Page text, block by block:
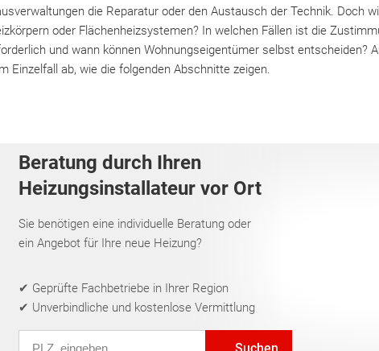
die Reparatur oder den Austausch der Technik. Doch
oder Flächenheizsystemen? In welchen Fällen ist die
und wann können Wohnungseigentümer selbst entscheiden?
Einzelfall ab, wie die folgenden Abschnitte zeigen.
Beratung durch Ihren
Heizungsinstallateur vor Ort
Sie benötigen eine individuelle Beratung oder
ein Angebot für Ihre neue Heizung?
✔ Geprüfte Fachbetriebe in Ihrer Region
✔ Unverbindliche und kostenlose Vermittlung
Suchen